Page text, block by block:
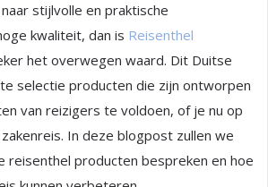
stijlvolle en praktische
kwaliteit, dan is Reisenthel
het overwegen waard. Dit Duitse
selectie producten die zijn ontworpen
van reizigers te voldoen, of je nu op
In deze blogpost zullen we
reisenthel producten bespreken en hoe